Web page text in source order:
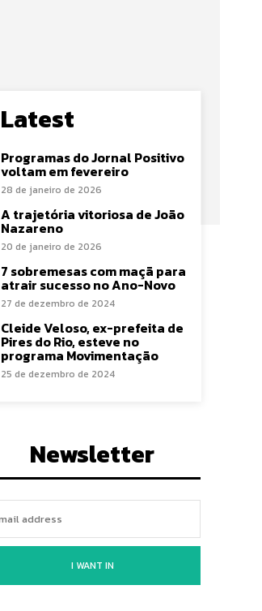
Latest
Programas do Jornal Positivo
voltam em fevereiro
28 de janeiro de 2026
A trajetória vitoriosa de João
Nazareno
20 de janeiro de 2026
7 sobremesas com maçã para
atrair sucesso no Ano-Novo
27 de dezembro de 2024
Cleide Veloso, ex-prefeita de
Pires do Rio, esteve no
programa Movimentação
25 de dezembro de 2024
Newsletter
I WANT IN